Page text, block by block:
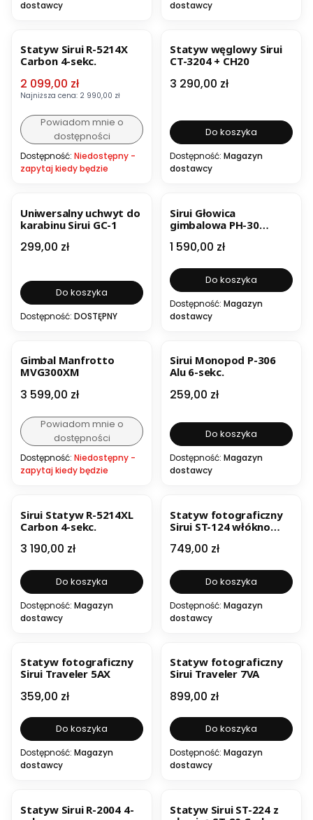
dostawcy
dostawcy
Statyw Sirui R-5214X
Carbon 4-sekc.
Cena promocyjna
2 099,00 zł
Najniższa cena: 2 990,00 zł
Powiadom mnie o
dostępności
Dostępność: Niedostępny -
zapytaj kiedy będzie
Statyw węglowy Sirui
CT-3204 + CH20
Cena
3 290,00 zł
Do koszyka
Dostępność: Magazyn
dostawcy
Uniwersalny uchwyt do
karabinu Sirui GC-1
Cena
299,00 zł
Do koszyka
Dostępność: DOSTĘPNY
Sirui Głowica
gimbalowa PH-30
Cena
1 590,00 zł
Do koszyka
Dostępność: Magazyn
dostawcy
Gimbal Manfrotto
MVG300XM
Cena
3 599,00 zł
Powiadom mnie o
dostępności
Dostępność: Niedostępny -
zapytaj kiedy będzie
Sirui Monopod P-306
Alu 6-sekc.
Cena
259,00 zł
Do koszyka
Dostępność: Magazyn
dostawcy
Sirui Statyw R-5214XL
Carbon 4-sekc.
Cena
3 190,00 zł
Do koszyka
Dostępność: Magazyn
dostawcy
Statyw fotograficzny
Sirui ST-124 włókno
Cena
749,00 zł
Do koszyka
Dostępność: Magazyn
dostawcy
Statyw fotograficzny
Sirui Traveler 5AX
Cena
359,00 zł
Do koszyka
Dostępność: Magazyn
dostawcy
Statyw fotograficzny
Sirui Traveler 7VA
Cena
899,00 zł
Do koszyka
Dostępność: Magazyn
dostawcy
Statyw Sirui R-2004 4-
Statyw Sirui ST-224 z